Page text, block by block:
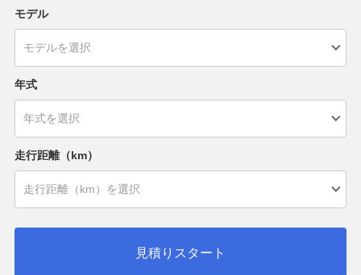
モデル
年式
走行距離（km）
見積りスタート